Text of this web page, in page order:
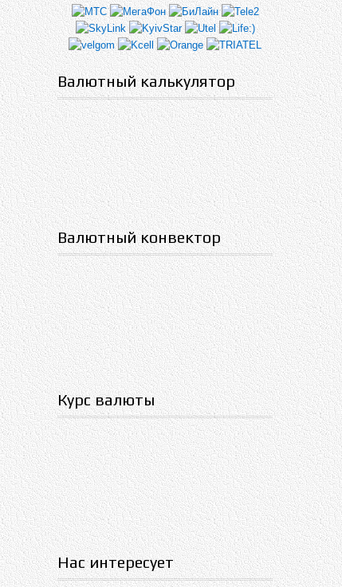
Валютный калькулятор
Валютный конвектор
Курс валюты
Нас интересует